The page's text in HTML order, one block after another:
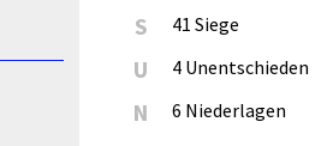
S 41 Siege
U 4 Unentschieden
N 6 Niederlagen